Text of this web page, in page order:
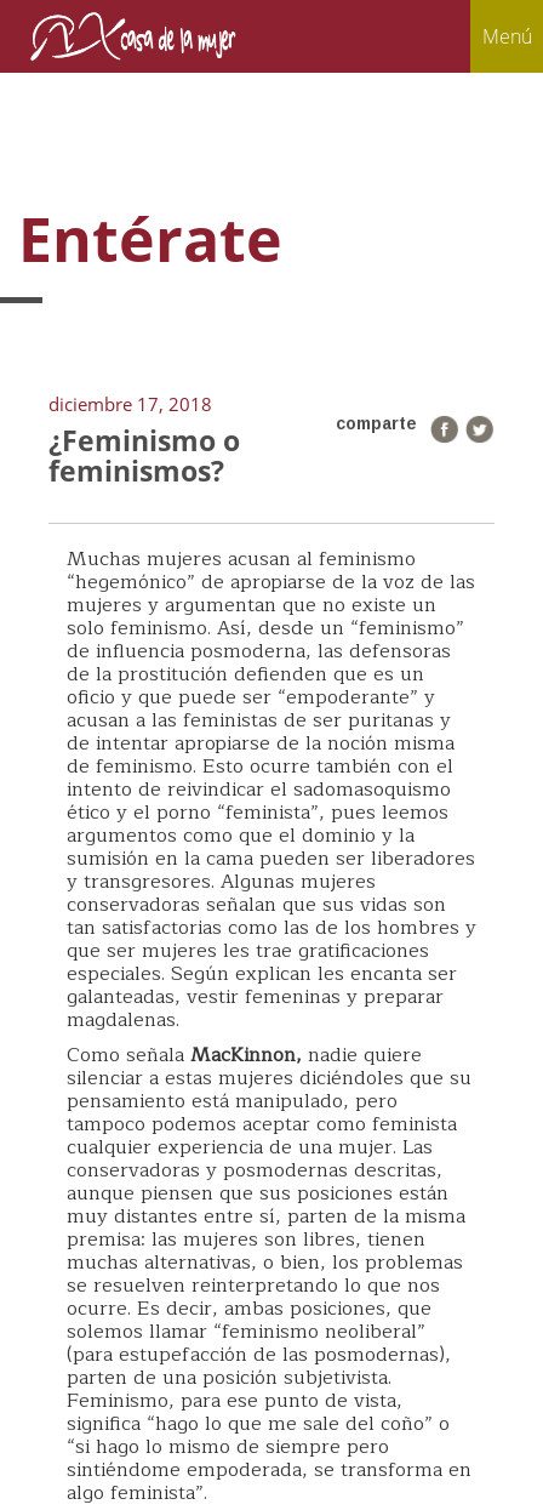
Menú
Entérate
diciembre 17, 2018
comparte
¿Feminismo o
feminismos?
Muchas mujeres acusan al feminismo
“hegemónico” de apropiarse de la voz de las
mujeres y argumentan que no existe un
solo feminismo. Así, desde un “feminismo”
de influencia posmoderna, las defensoras
de la prostitución defienden que es un
oficio y que puede ser “empoderante” y
acusan a las feministas de ser puritanas y
de intentar apropiarse de la noción misma
de feminismo. Esto ocurre también con el
intento de reivindicar el sadomasoquismo
ético y el porno “feminista”, pues leemos
argumentos como que el dominio y la
sumisión en la cama pueden ser liberadores
y transgresores. Algunas mujeres
conservadoras señalan que sus vidas son
tan satisfactorias como las de los hombres y
que ser mujeres les trae gratificaciones
especiales. Según explican les encanta ser
galanteadas, vestir femeninas y preparar
magdalenas.
Como señalaMacKinnon, nadie quiere
silenciar a estas mujeres diciéndoles que su
pensamiento está manipulado, pero
tampoco podemos aceptar como feminista
cualquier experiencia de una mujer. Las
conservadoras y posmodernas descritas,
aunque piensen que sus posiciones están
muy distantes entre sí, parten de la misma
premisa: las mujeres son libres, tienen
muchas alternativas, o bien, los problemas
se resuelven reinterpretando lo que nos
ocurre. Es decir, ambas posiciones, que
solemos llamar “feminismo neoliberal”
(para estupefacción de las posmodernas),
parten de una posición subjetivista.
Feminismo, para ese punto de vista,
significa “hago lo que me sale del coño” o
“si hago lo mismo de siempre pero
sintiéndome empoderada, se transforma en
algo feminista”.